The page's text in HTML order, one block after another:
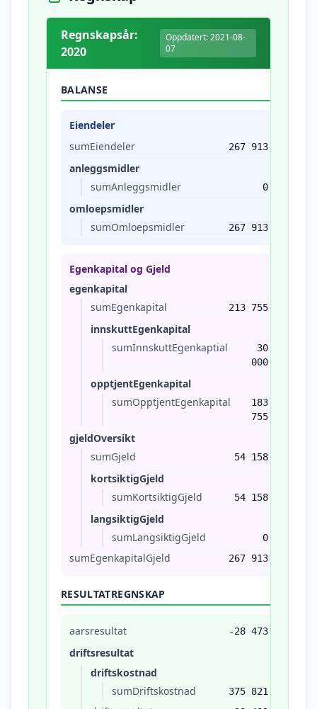
Regnskapsår:
2020
Oppdatert: 2021-08-
07
BALANSE
Eiendeler
sumEiendeler
267 913
anleggsmidler
sumAnleggsmidler
0
omloepsmidler
sumOmloepsmidler
267 913
Egenkapital og Gjeld
egenkapital
sumEgenkapital
213 755
innskuttEgenkapital
sumInnskuttEgenkaptial
30
000
opptjentEgenkapital
sumOpptjentEgenkapital
183
755
gjeldOversikt
sumGjeld
54 158
kortsiktigGjeld
sumKortsiktigGjeld
54 158
langsiktigGjeld
sumLangsiktigGjeld
0
sumEgenkapitalGjeld 267 913
RESULTATREGNSKAP
aarsresultat -28 473
driftsresultat
driftskostnad
sumDriftskostnad
375 821